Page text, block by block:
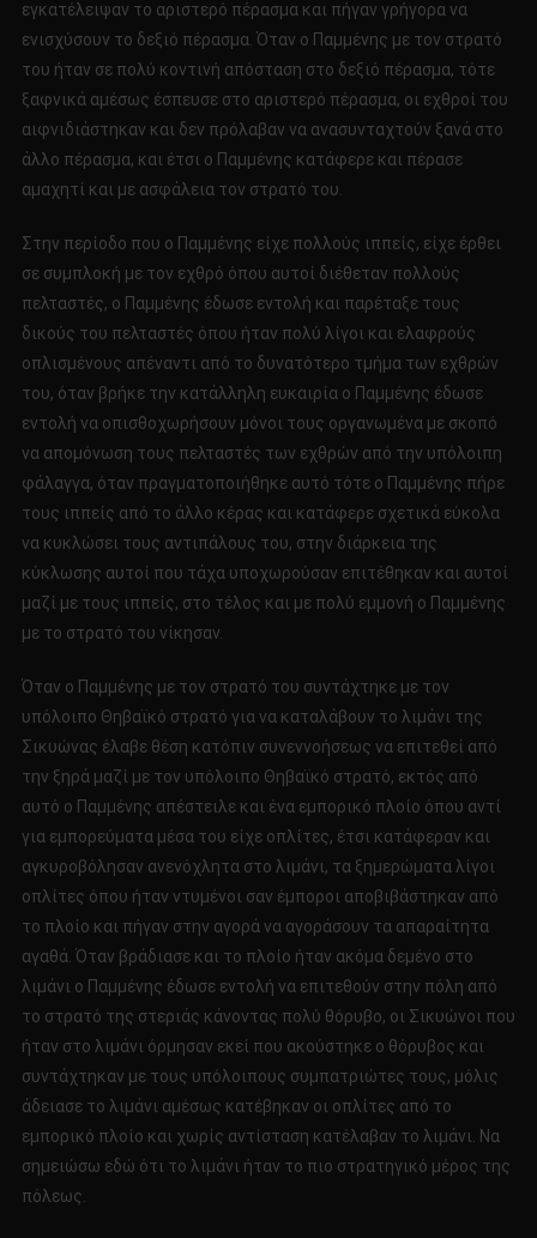
εγκατέλειψαν το αριστερό πέρασμα και πήγαν γρήγορα να
ενισχύσουν το δεξιό πέρασμα. Όταν ο Παμμένης με τον στρατό
του ήταν σε πολύ κοντινή απόσταση στο δεξιό πέρασμα, τότε
ξαφνικά αμέσως έσπευσε στο αριστερό πέρασμα, οι εχθροί του
αιφνιδιάστηκαν και δεν πρόλαβαν να ανασυνταχτούν ξανά στο
άλλο πέρασμα, και έτσι ο Παμμένης κατάφερε και πέρασε
αμαχητί και με ασφάλεια τον στρατό του.
Στην περίοδο που ο Παμμένης είχε πολλούς ιππείς, είχε έρθει
σε συμπλοκή με τον εχθρό όπου αυτοί διέθεταν πολλούς
πελταστές, ο Παμμένης έδωσε εντολή και παρέταξε τους
δικούς του πελταστές όπου ήταν πολύ λίγοι και ελαφρούς
οπλισμένους απέναντι από το δυνατότερο τμήμα των εχθρών
του, όταν βρήκε την κατάλληλη ευκαιρία ο Παμμένης έδωσε
εντολή να οπισθοχωρήσουν μόνοι τους οργανωμένα με σκοπό
να απομόνωση τους πελταστές των εχθρών από την υπόλοιπη
φάλαγγα, όταν πραγματοποιήθηκε αυτό τότε ο Παμμένης πήρε
τους ιππείς από το άλλο κέρας και κατάφερε σχετικά εύκολα
να κυκλώσει τους αντιπάλους του, στην διάρκεια της
κύκλωσης αυτοί που τάχα υποχωρούσαν επιτέθηκαν και αυτοί
μαζί με τους ιππείς, στο τέλος και με πολύ εμμονή ο Παμμένης
με το στρατό του νίκησαν.
Όταν ο Παμμένης με τον στρατό του συντάχτηκε με τον
υπόλοιπο Θηβαϊκό στρατό για να καταλάβουν το λιμάνι της
Σικυώνας έλαβε θέση κατόπιν συνεννοήσεως να επιτεθεί από
την ξηρά μαζί με τον υπόλοιπο Θηβαϊκό στρατό, εκτός από
αυτό ο Παμμένης απέστειλε και ένα εμπορικό πλοίο όπου αντί
για εμπορεύματα μέσα του είχε οπλίτες, έτσι κατάφεραν και
αγκυροβόλησαν ανενόχλητα στο λιμάνι, τα ξημερώματα λίγοι
οπλίτες όπου ήταν ντυμένοι σαν έμποροι αποβιβάστηκαν από
το πλοίο και πήγαν στην αγορά να αγοράσουν τα απαραίτητα
αγαθά. Όταν βράδιασε και το πλοίο ήταν ακόμα δεμένο στο
λιμάνι ο Παμμένης έδωσε εντολή να επιτεθούν στην πόλη από
το στρατό της στεριάς κάνοντας πολύ θόρυβο, οι Σικυώνοι που
ήταν στο λιμάνι όρμησαν εκεί που ακούστηκε ο θόρυβος και
συντάχτηκαν με τους υπόλοιπους συμπατριώτες τους, μόλις
άδειασε το λιμάνι αμέσως κατέβηκαν οι οπλίτες από το
εμπορικό πλοίο και χωρίς αντίσταση κατέλαβαν το λιμάνι. Να
σημειώσω εδώ ότι το λιμάνι ήταν το πιο στρατηγικό μέρος της
πόλεως.